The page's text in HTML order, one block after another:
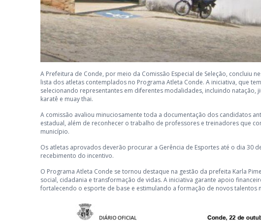
A Prefeitura de Conde, por meio da Comissão Especial de Seleção, concluiu
lista dos atletas contemplados no Programa Atleta Conde. A iniciativa, que
selecionando representantes em diferentes modalidades, incluindo
karatê e muay thai.
A comissão avaliou minuciosamente toda a documentação dos candidatos
estadual, além de reconhecer o trabalho de professores e treinadores que
município.
Os atletas aprovados deverão procurar a Gerência de Esportes até o dia 30
recebimento do incentivo.
O Programa Atleta Conde se tornou destaque na gestão da prefeita Karla
social, cidadania e transformação de vidas. A iniciativa garante apoio
fortalecendo o esporte de base e estimulando a formação de novos talentos